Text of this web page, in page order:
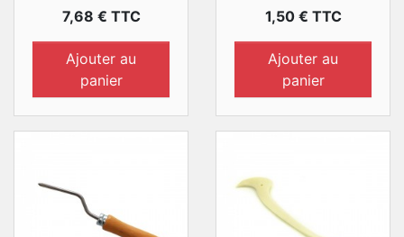
Prix
7,68 € TTC
Ajouter au
panier
Prix
1,50 € TTC
Ajouter au
panier